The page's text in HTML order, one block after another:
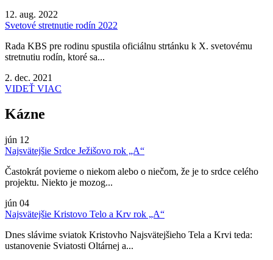
12. aug. 2022
Svetové stretnutie rodín 2022
Rada KBS pre rodinu spustila oficiálnu strtánku k X. svetovému
stretnutiu rodín, ktoré sa...
2. dec. 2021
VIDEŤ VIAC
Kázne
jún 12
Najsvätejšie Srdce Ježišovo rok „A“
Častokrát povieme o niekom alebo o niečom, že je to srdce celého
projektu. Niekto je mozog...
jún 04
Najsvätejšie Kristovo Telo a Krv rok „A“
Dnes slávime sviatok Kristovho Najsvätejšieho Tela a Krvi teda:
ustanovenie Sviatosti Oltárnej a...